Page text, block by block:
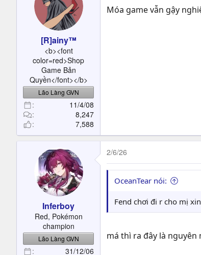
[R]ainy™
<b><font
color=red>Shop
Game Bản
Quyền</font></b>
Lão Làng GVN
11/4/08
8,247
7,588
Móa game vẫn gậy
Inferboy
Red, Pokémon
champion
Lão Làng GVN
31/12/06
2/6/26
OceanTear nói:
Fend chơi đi r cho mị
má thì ra đây là nguyên